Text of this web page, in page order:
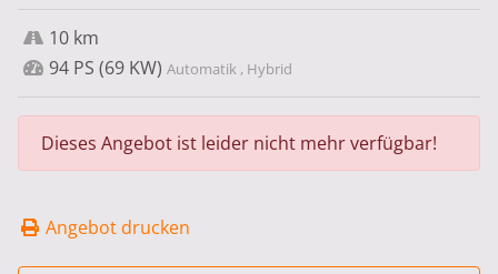
10 km
94 PS (69 KW) Automatik , Hybrid
Dieses Angebot ist leider nicht mehr verfügbar!
Angebot drucken